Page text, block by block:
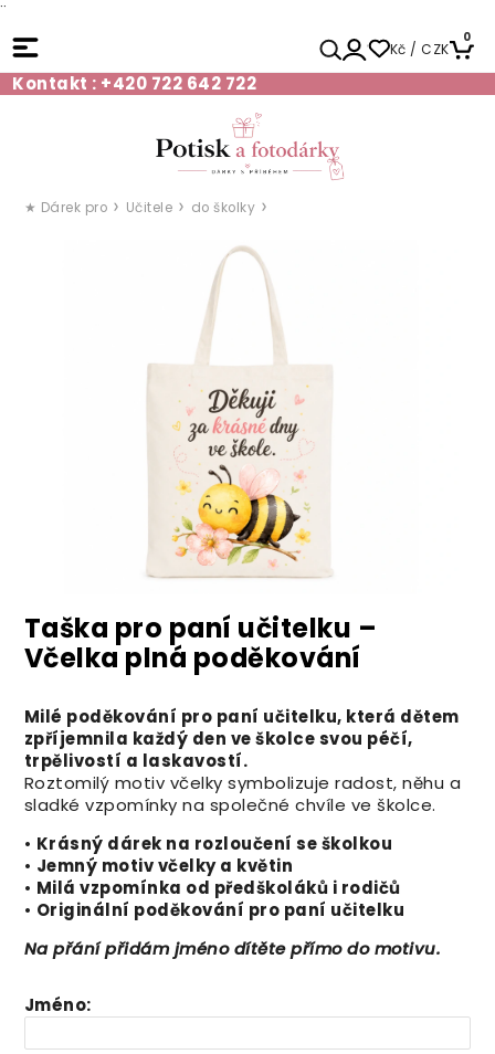
¨
Kč / CZK
0
Kontakt : +420 722 642 722
★ Dárek pro Učitele do školky
Taška pro paní učitelku –
Včelka plná poděkování
Milé poděkování pro paní učitelku, která dětem
zpříjemnila každý den ve školce svou péčí,
trpělivostí a laskavostí.
Roztomilý motiv včelky symbolizuje radost, něhu a
sladké vzpomínky na společné chvíle ve školce.
• Krásný dárek na rozloučení se školkou
• Jemný motiv včelky a květin
• Milá vzpomínka od předškoláků i rodičů
• Originální poděkování pro paní učitelku
Na přání přidám jméno dítěte přímo do motivu.
Jméno: